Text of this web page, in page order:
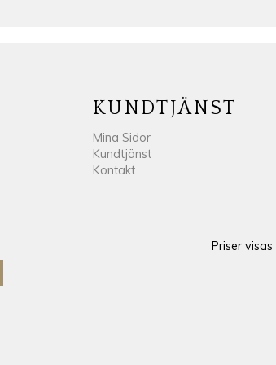
KUNDTJÄNST
Mina Sidor
Kundtjänst
Kontakt
Priser visas